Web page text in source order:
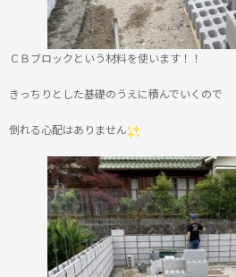
ＣＢブロックという材料を使います！！
きっちりとした基礎のうえに積んでいくので
倒れる心配はありません